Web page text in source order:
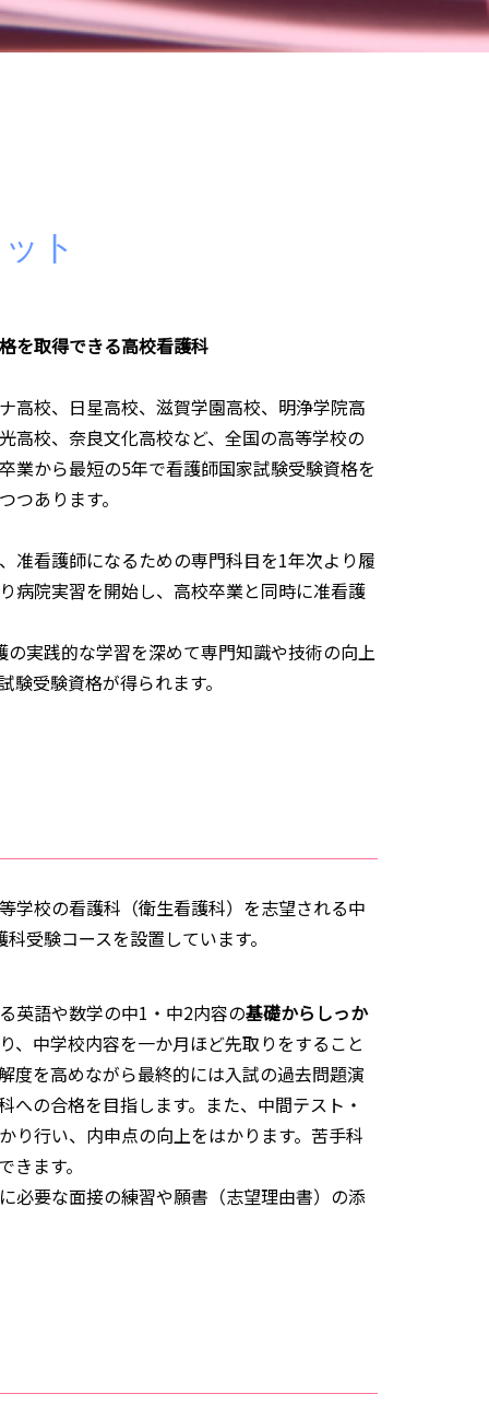
ト
を取得できる高校看護科
高校、日星高校、滋賀学園高校、明浄学院高
高校、奈良文化高校など、 全国の高等学校の
業から最短の5年で看護師国家試験受験資格を
つあります。
准看護師になるための専門科目を1年次より履
病院実習を開始し、高校卒業と同時に准看護
実践的な学習を深めて専門知識や技術の向上
受験資格が得られます。
学校の看護科（衛生看護科）を志望される中
受験コースを設置しています。
英語や数学の中1・中2内容の基礎からしっか
、中学校内容を一か月ほど先取りをすること
度を高めながら最終的には入試の過去問題演
への合格を目指します。また、中間テスト・
り行い、内申点の向上をはかります。苦手科
ます。
必要な面接の練習や願書（志望理由書）の添